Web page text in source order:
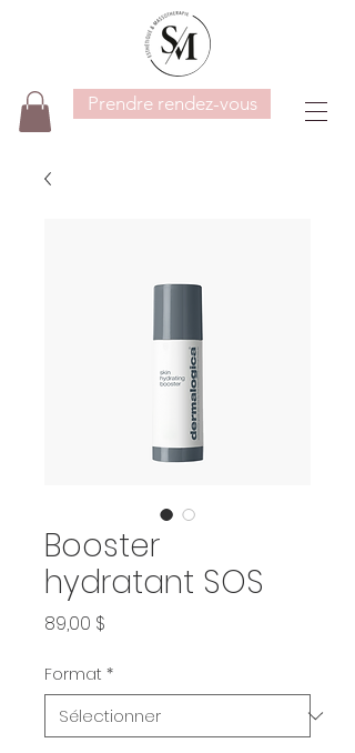
Prendre rendez-vous
Booster
hydratant SOS
89,00 $
Format *